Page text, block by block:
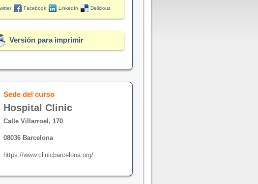
Facebook LinkedIn Delicious
Versión para imprimir
Sede del curso
Hospital Clinic
Calle Villarroel, 170
08036 Barcelona
https://www.clinicbarcelona.org/